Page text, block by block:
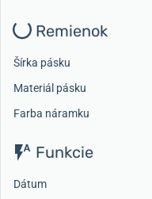
Remienok
Šírka pásku
Materiál pásku
Farba náramku
Funkcie
Dátum